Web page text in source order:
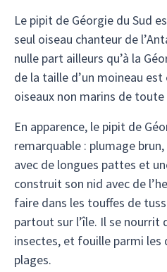
Le pipit de Géorgie du Sud
seul oiseau chanteur de
nulle part ailleurs qu’à la
de la taille d’un moineau
oiseaux non marins de
En apparence, le pipit de
remarquable : plumage
avec de longues pattes et
construit son nid avec de
faire dans les touffes de
partout sur l’île. Il se nourrit
insectes, et fouille parmi les
plages.